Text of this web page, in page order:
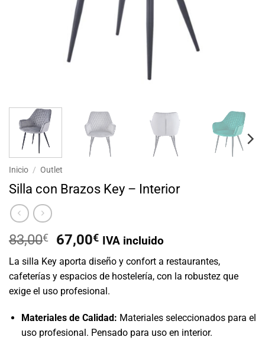
Inicio / Outlet
Silla con Brazos Key – Interior
83,00€
El
original
era:
83,00€.
67,00€El
precio
actual
es:
67,00€.
IVA incluido
La silla Key aporta diseño y confort a restaurantes,
cafeterías y espacios de hostelería, con la robustez que
exige el uso profesional.
Materiales de Calidad: Materiales seleccionados para el
uso profesional. Pensado para uso en interior.